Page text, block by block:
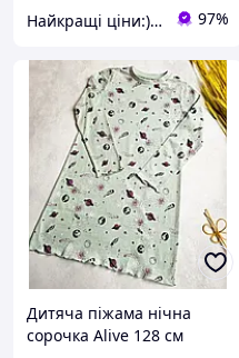
Найкращі ціни:) Lightssshop 97%
Дитяча піжама нічна
сорочка Alive 128 см